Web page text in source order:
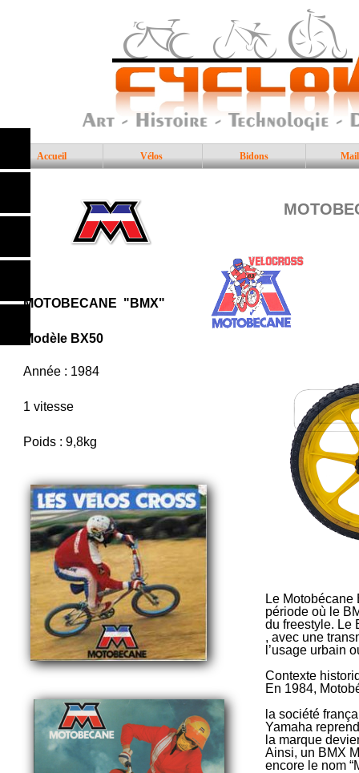
Bidons
Accueil Vélos
MOTOBECANE "BMX"
Modèle BX50
Année : 1984
1 vitesse
Poids : 9,8kg
Le
période où le
du freestyle. Le
, avec une
l’usage urbain
Contexte
En 1984,
la société
Yamaha
la marque
Ainsi, un BMX
encore le nom